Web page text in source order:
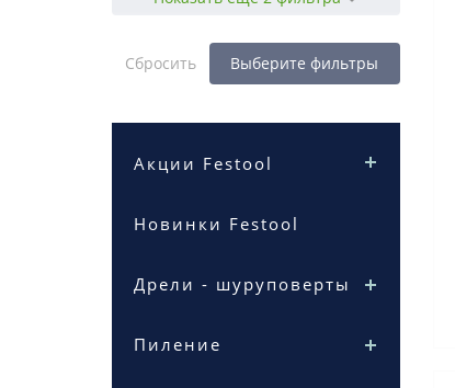
Сбросить Выберите фильтры
Акции Festool
Новинки Festool
Дрели - шуруповерты
Пиление